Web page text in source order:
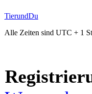
TierundDu
Alle Zeiten sind UTC + 1